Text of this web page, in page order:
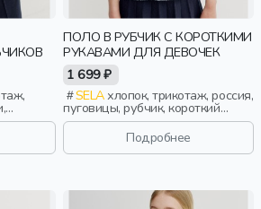
школа,
ПОЛО В РУБЧИК С КОРОТКИМИ
РУКАВАМИ ДЛЯ ДЕВОЧЕК
1 699 ₽
SELAхлопок, трикотаж, россия,
пуговицы, рубчик, короткий
рукав, короткие, прилегающие,
застежка, ворот, школа,
воротник, фактурные, девочки,
дети
Подробнее